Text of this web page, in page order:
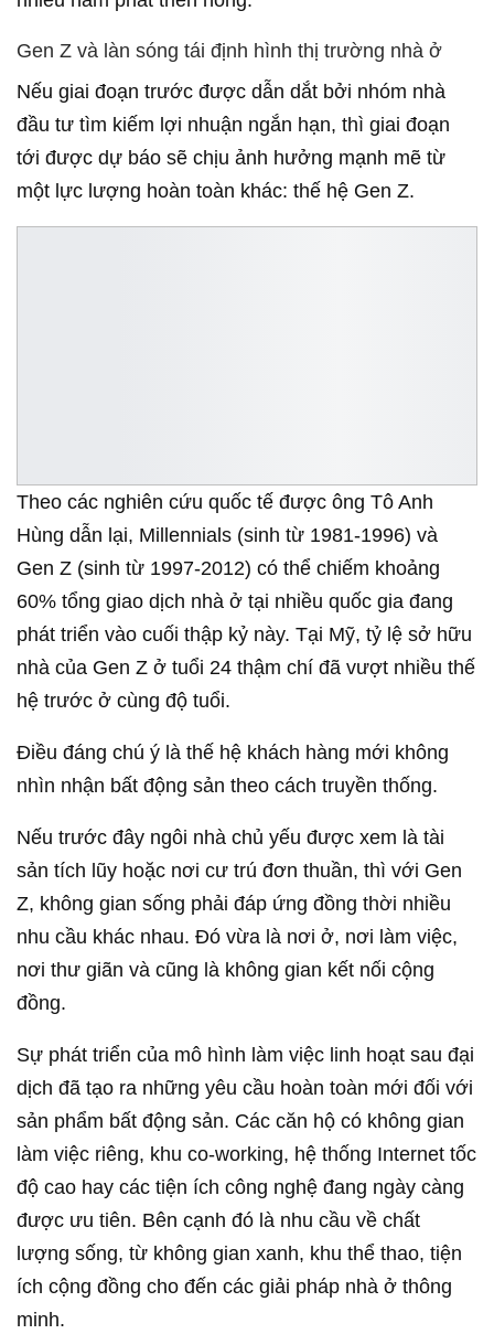
Gen Z và làn sóng tái định hình thị trường nhà ở
Nếu giai đoạn trước được dẫn dắt bởi nhóm nhà
đầu tư tìm kiếm lợi nhuận ngắn hạn, thì giai đoạn
tới được dự báo sẽ chịu ảnh hưởng mạnh mẽ từ
một lực lượng hoàn toàn khác: thế hệ Gen Z.
Theo các nghiên cứu quốc tế được ông Tô Anh
Hùng dẫn lại, Millennials (sinh từ 1981-1996) và
Gen Z (sinh từ 1997-2012) có thể chiếm khoảng
60% tổng giao dịch nhà ở tại nhiều quốc gia đang
phát triển vào cuối thập kỷ này. Tại Mỹ, tỷ lệ sở hữu
nhà của Gen Z ở tuổi 24 thậm chí đã vượt nhiều thế
hệ trước ở cùng độ tuổi.
Điều đáng chú ý là thế hệ khách hàng mới không
nhìn nhận bất động sản theo cách truyền thống.
Nếu trước đây ngôi nhà chủ yếu được xem là tài
sản tích lũy hoặc nơi cư trú đơn thuần, thì với Gen
Z, không gian sống phải đáp ứng đồng thời nhiều
nhu cầu khác nhau. Đó vừa là nơi ở, nơi làm việc,
nơi thư giãn và cũng là không gian kết nối cộng
đồng.
Sự phát triển của mô hình làm việc linh hoạt sau đại
dịch đã tạo ra những yêu cầu hoàn toàn mới đối với
sản phẩm bất động sản. Các căn hộ có không gian
làm việc riêng, khu co-working, hệ thống Internet tốc
độ cao hay các tiện ích công nghệ đang ngày càng
được ưu tiên. Bên cạnh đó là nhu cầu về chất
lượng sống, từ không gian xanh, khu thể thao, tiện
ích cộng đồng cho đến các giải pháp nhà ở thông
minh.